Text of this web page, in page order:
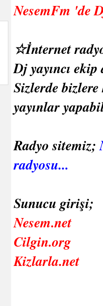
NesemFm 'de
☆İnternet
Dj yayıncı
Sizlerde
yayınlar
Radyo sitemiz;
radyosu...
Sunucu girişi;
Nesem.net
Cilgin.org
Kizlarla.net